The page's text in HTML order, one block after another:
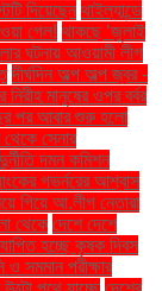
দিয়েছেন থাইল্যান্ডে
গেল! থাকছে ‘জুলাই
ঘটনায় আওয়ামী লীগ
দীর্ঘদিন অল্প অল্প জ্বর -
মানুষের ওপর বর্বর
পর আবার শুরু হলো
সেনার
দুর্নীতি দমন কমিশন
গভর্নরের আশ্বাস
গিয়ে আ.লীগ নেতারা
থেকে দেশে দেশে
হচ্ছে কৃষক দিবস
ও সমমান পরীক্ষার